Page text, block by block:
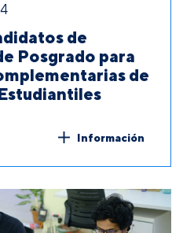
de
Posgrado para
de
Información